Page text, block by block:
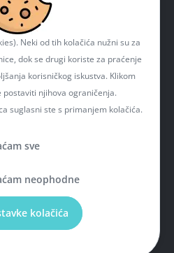
Kolačići
KontaktNeki od tih kolačića nužni su za
dok se drugi koriste za praćenje
korisničkog iskustva. Klikom
postaviti njihova ograničenja.
suglasni ste s primanjem kolačića.
sve
neophodne
kolačića